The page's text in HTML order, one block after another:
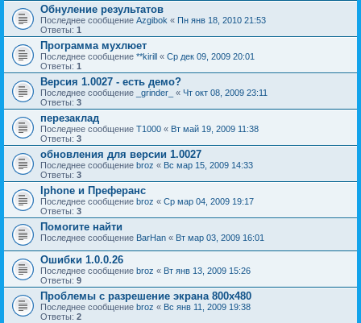
Обнуление результатов
Последнее сообщение Azgibok « Пн янв 18, 2010 21:53
Ответы: 1
Программа мухлюет
Последнее сообщение **kirill « Ср дек 09, 2009 20:01
Ответы: 1
Версия 1.0027 - есть демо?
Последнее сообщение _grinder_ « Чт окт 08, 2009 23:11
Ответы: 3
перезаклад
Последнее сообщение T1000 « Вт май 19, 2009 11:38
Ответы: 3
обновления для версии 1.0027
Последнее сообщение broz « Вс мар 15, 2009 14:33
Ответы: 3
Iphone и Преферанс
Последнее сообщение broz « Ср мар 04, 2009 19:17
Ответы: 3
Помогите найти
Последнее сообщение BarHan « Вт мар 03, 2009 16:01
Ошибки 1.0.0.26
Последнее сообщение broz « Вт янв 13, 2009 15:26
Ответы: 9
Проблемы с разрешение экрана 800х480
Последнее сообщение broz « Вс янв 11, 2009 19:38
Ответы: 2